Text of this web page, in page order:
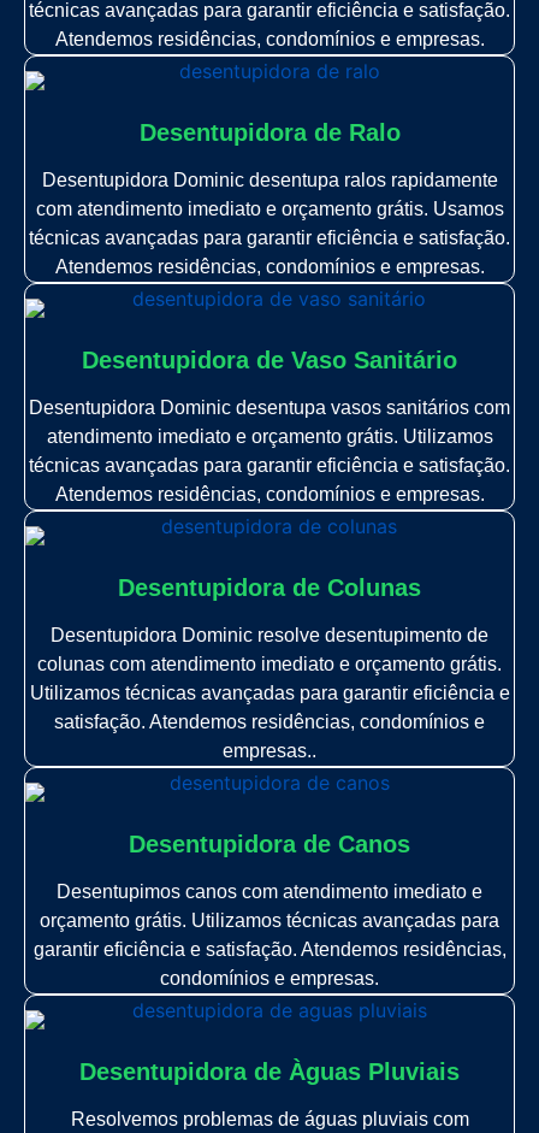
técnicas avançadas para garantir eficiência e satisfação.
Atendemos residências, condomínios e empresas.
Desentupidora de Ralo
Desentupidora Dominic desentupa ralos rapidamente
com atendimento imediato e orçamento grátis. Usamos
técnicas avançadas para garantir eficiência e satisfação.
Atendemos residências, condomínios e empresas.
Desentupidora de Vaso Sanitário
Desentupidora Dominic desentupa vasos sanitários com
atendimento imediato e orçamento grátis. Utilizamos
técnicas avançadas para garantir eficiência e satisfação.
Atendemos residências, condomínios e empresas.
Desentupidora de Colunas
Desentupidora Dominic resolve desentupimento de
colunas com atendimento imediato e orçamento grátis.
Utilizamos técnicas avançadas para garantir eficiência e
satisfação. Atendemos residências, condomínios e
empresas..
Desentupidora de Canos
Desentupimos canos com atendimento imediato e
orçamento grátis. Utilizamos técnicas avançadas para
garantir eficiência e satisfação. Atendemos residências,
condomínios e empresas.
Desentupidora de Àguas Pluviais
Resolvemos problemas de águas pluviais com